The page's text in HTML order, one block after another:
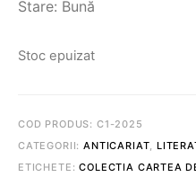
Stare: Bună
Stoc epuizat
COD PRODUS: C1-2025
CATEGORII:ANTICARIAT,
ETICHETE:COLECTIA CARTEA